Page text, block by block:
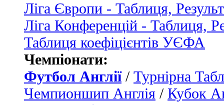
Ліга Європи - Таблиця,
Ліга Конференцій - Таблиця,
Таблиця коефіцієнтів УЄФА
Чемпіонати:
Футбол Англії/ Турнірна
Чемпионшип Англія / Кубок